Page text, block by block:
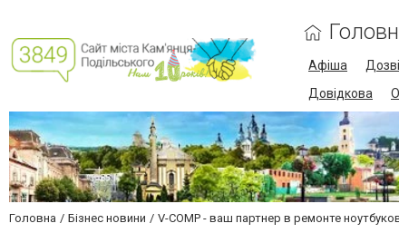
Афіша
Довідкова
Головна Бізнес новини V-COMP - ваш партнер в ремонте